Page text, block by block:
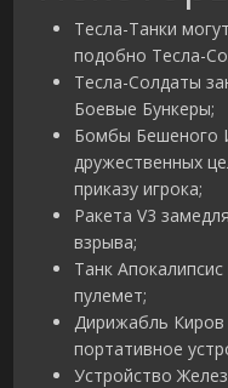
Тесла-Танки
подобно Тесла-
Тесла-Солдаты
Боевые Бункеры;
Бомбы Бешеного
дружественных
приказу игрока;
Ракета V3
взрыва;
Танк
пулемет;
Дирижабль
портативное
Устройство